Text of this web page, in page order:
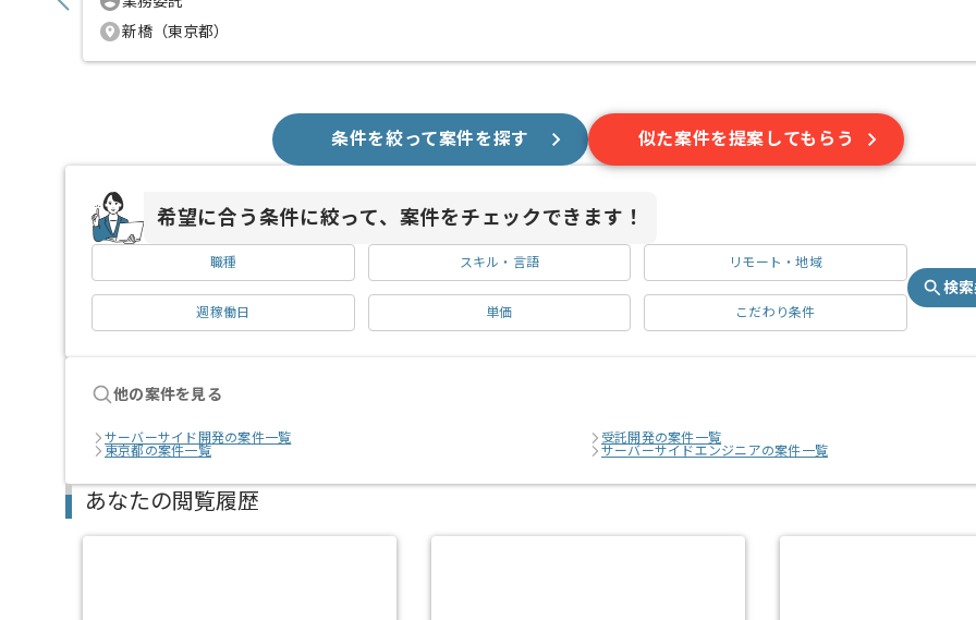
新橋（東京都）
条件を絞って案件を探す 似た案件を提案してもらう
希望に合う条件に絞って、案件をチェックできます！
職種 スキル・言語 リモート・地域
週稼働日 単価 こだわり条件
検
他の案件を見る
サーバーサイド開発の案件一覧
受託開発の案件一覧
東京都の案件一覧
サーバーサイドエンジニアの案件一覧
あなたの閲覧履歴